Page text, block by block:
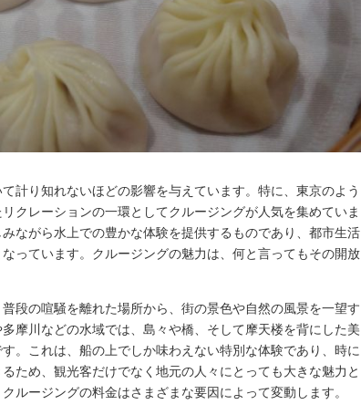
計り知れないほどの影響を与えています。 特に、東京のよう
クレーションの一環としてクルージングが人気を集めていま
ながら水上での豊かな体験を提供するものであり、都市生活
っています。クルージングの魅力は、何と言ってもその開放
段の喧騒を離れた場所から、街の景色や自然の風景を一望す
摩川などの水域では、島々や橋、そして摩天楼を背にした美
。これは、船の上でしか味わえない特別な体験であり、時に
ため、観光客だけでなく地元の人々にとっても大きな魅力と
ルージングの料金はさまざまな要因によって変動します。